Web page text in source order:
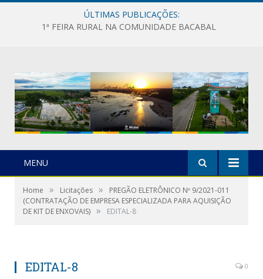
ÚLTIMAS PUBLICAÇÕES:
1ª FEIRA RURAL NA COMUNIDADE BACABAL
MENU
Home » Licitações »
PREGÃO ELETRÔNICO Nº 9/2021-011
(CONTRATAÇÃO DE EMPRESA ESPECIALIZADA PARA AQUISIÇÃO
DE KIT DE ENXOVAIS) » EDITAL-8
EDITAL-8 0